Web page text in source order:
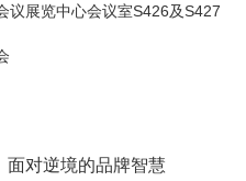
议展览中心会议室S426及S427
面对逆境的品牌智慧